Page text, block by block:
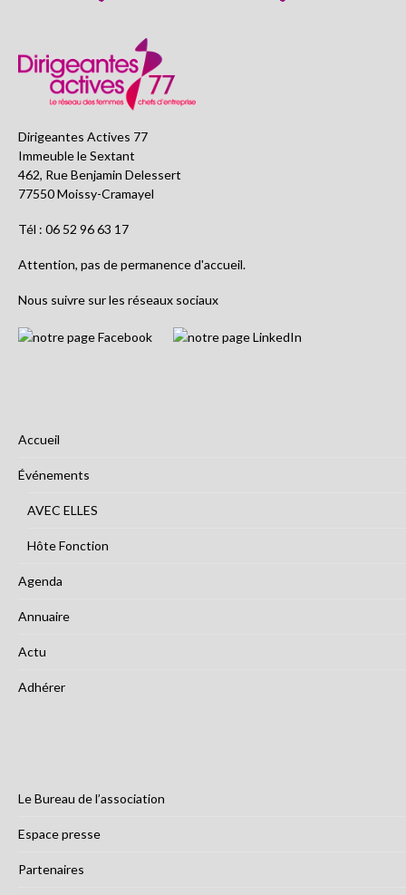
Dirigeantes Actives 77
Immeuble le Sextant
462, Rue Benjamin Delessert
77550 Moissy-Cramayel
Tél : 06 52 96 63 17
Attention, pas de permanence d'accueil.
Nous suivre sur les réseaux sociaux
Accueil
Événements
AVEC ELLES
Hôte Fonction
Agenda
Annuaire
Actu
Adhérer
Le Bureau de l’association
Espace presse
Partenaires